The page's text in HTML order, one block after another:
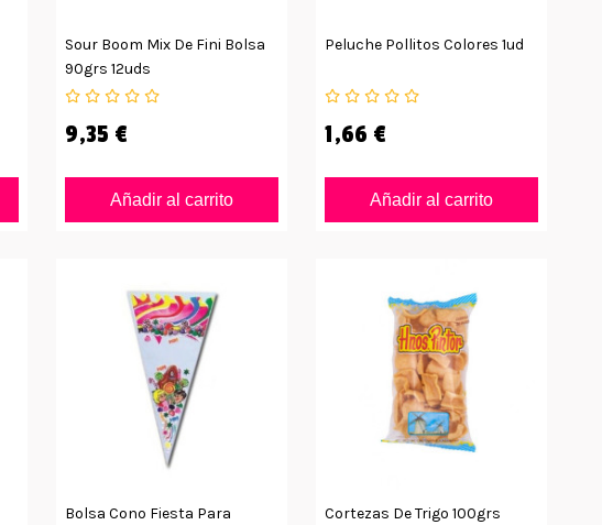
Sour Boom Mix De Fini Bolsa
90grs 12uds
9,35 €
Añadir al carrito
Peluche Pollitos Colores 1ud
1,66 €
Añadir al carrito
Bolsa Cono Fiesta Para
Cortezas De Trigo 100grs